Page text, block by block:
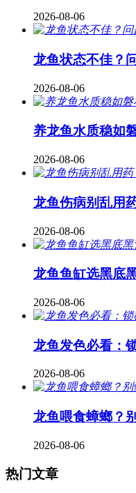
2026-08-06
龙鱼状态不佳？
2026-08-06
养龙鱼水质稳如
2026-08-06
龙鱼伤病别乱用
2026-08-06
龙鱼鱼缸选黑底
2026-08-06
龙鱼发色必看：
2026-08-06
龙鱼喂食蟑螂？
2026-08-06
热门文章